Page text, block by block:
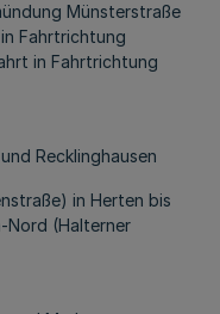
Münsterstraße
Fahrtrichtung
in Fahrtrichtung
Recklinghausen
in Herten bis
Nord (Halterner